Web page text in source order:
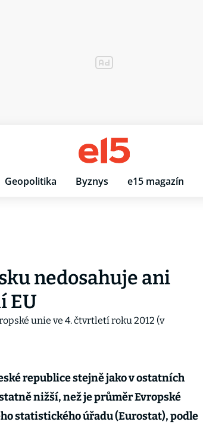
Geopolitika Byznys e15 magazín
nedosahuje ani
EU
republice stejně jako v ostatních
nižší, než je průměr Evropské
statistického úřadu (Eurostat), podle